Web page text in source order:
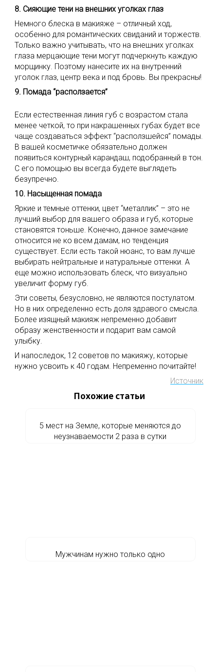
8. Сияющие тени на внешних уголках глаз
Немного блеска в макияже – отличный ход,
особенно для романтических свиданий и торжеств.
Только важно учитывать, что на внешних уголках
глаза мерцающие тени могут подчеркнуть каждую
морщинку. Поэтому нанесите их на внутренний
уголок глаз, центр века и под бровь. Вы прекрасны!
9. Помада “расползается”
Если естественная линия губ с возрастом стала
менее четкой, то при накрашенных губах будет все
чаще создаваться эффект “расползшейся” помады.
В вашей косметичке обязательно должен
появиться контурный карандаш, подобранный в тон.
С его помощью вы всегда будете выглядеть
безупречно.
10. Насыщенная помада
Яркие и темные оттенки, цвет “металлик” – это не
лучший выбор для вашего образа и губ, которые
становятся тоньше. Конечно, данное замечание
относится не ко всем дамам, но тенденция
существует. Если есть такой нюанс, то вам лучше
выбирать нейтральные и натуральные оттенки. А
еще можно использовать блеск, что визуально
увеличит форму губ.
Эти советы, безусловно, не являются постулатом.
Но в них определенно есть доля здравого смысла.
Более изящный макияж непременно добавит
образу женственности и подарит вам самой
улыбку.
И напоследок, 12 советов по макияжу, которые
нужно усвоить к 40 годам. Непременно почитайте!
Источник
Похожие статьи
5 мест на Земле, которые меняются до
неузнаваемости 2 раза в сутки
Мужчинам нужно только одно